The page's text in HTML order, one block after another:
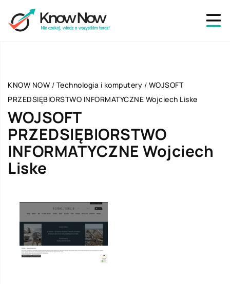
KNOW NOW / Technologia i komputery / WOJSOFT
PRZEDSIĘBIORSTWO INFORMATYCZNE Wojciech Liske
WOJSOFT
PRZEDSIĘBIORSTWO
INFORMATYCZNE Wojciech
Liske